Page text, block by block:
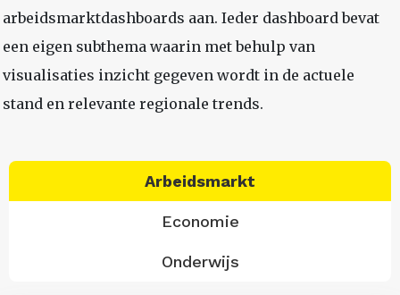
arbeidsmarktdashboards aan. Ieder dashboard bevat
een eigen subthema waarin met behulp van
visualisaties inzicht gegeven wordt in de actuele
stand en relevante regionale trends.
Arbeidsmarkt
Economie
Onderwijs